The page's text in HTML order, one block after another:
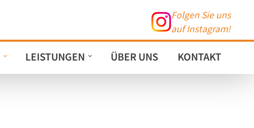
Folgen Sie uns
auf Instagram!
LEISTUNGEN ÜBER UNS KONTAKT